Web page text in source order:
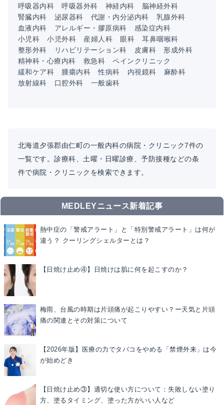
呼吸器内科
呼吸器外科 神経内科
脳神経外科
腎臓内科
泌尿器科 代謝・内分泌内科
乳腺外科
血液内科
アレルギー・膠原病科
感染症内科
小児科
小児外科 産婦人科 眼科
耳鼻咽喉科
整形外科
リハビリテーション科 皮膚科
形成外科
精神科・心療内科
救急科
ペインクリニック
緩和ケア科
腫瘍内科 性病科 内視鏡科
麻酔科
放射線科
口腔外科 一般歯科
北海道夕張郡由仁町の一般内科の病院・クリニック7件の
一覧です。診療科、土曜・日曜診療、予防接種などの条
件で病院・クリニックを検索できます。
MEDLEYニュース新着記事
熱中症の「警戒アラート」と「特別警戒アラート」は何が
違う？ クーリングシェルターとは？
【日焼け止め④】日焼けは肌に何を起こすのか？
梅雨、台風の時期は片頭痛が起こりやすい？ー天気と片頭
痛の関連とその対策について
【2026年版】医療の力でタバコをやめる「禁煙外来」は今
が始めどき
【日焼け止め③】適切な使い方について：失敗しない塗り
方、塗るタイミング、塗った方がいい人など